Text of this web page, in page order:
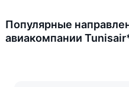
Популярные
авиакомпании